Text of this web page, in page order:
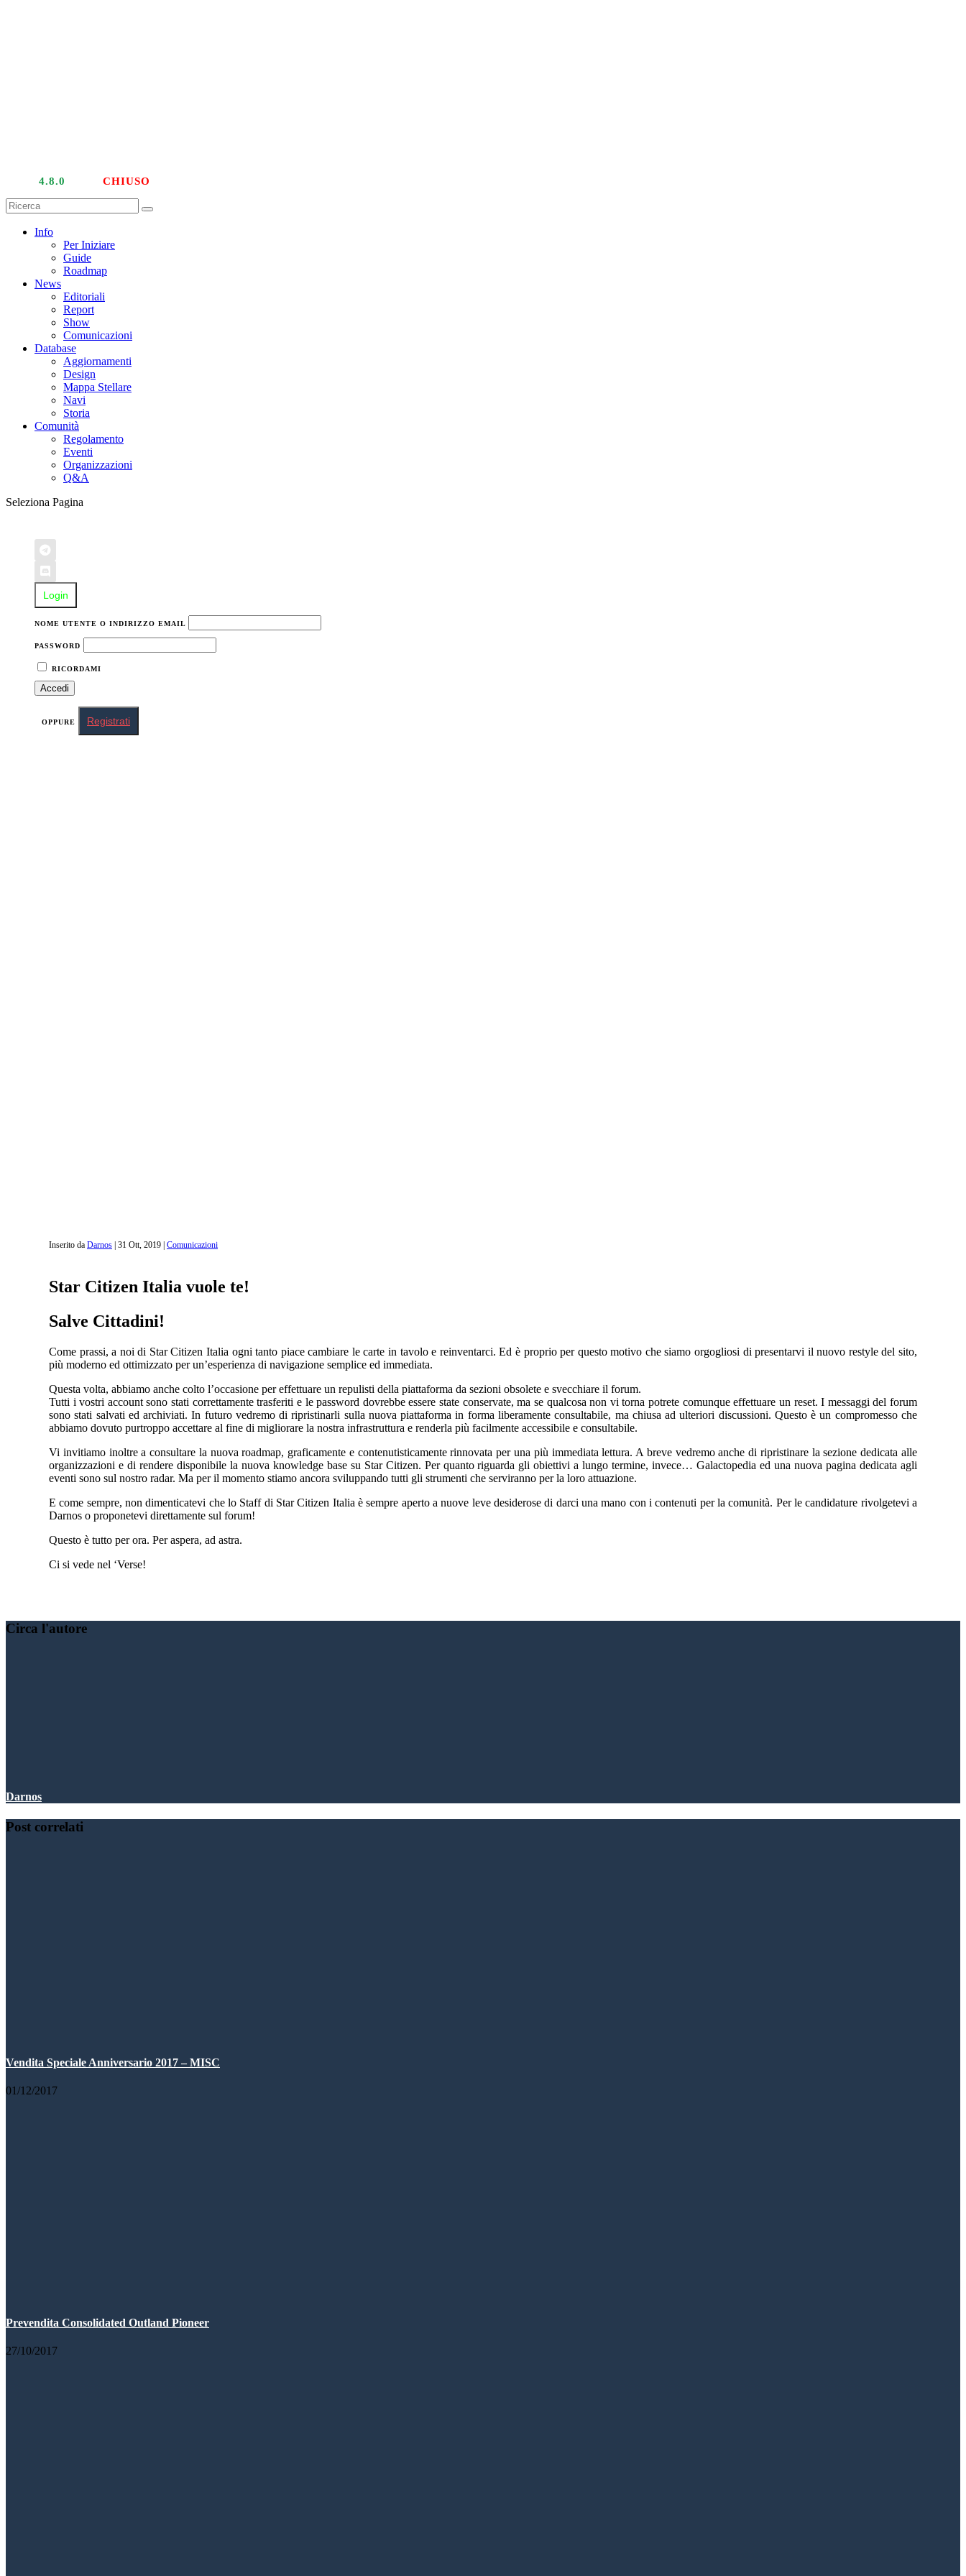
4.8.0 CHIUSO
Info
Per Iniziare
Guide
Roadmap
News
Editoriali
Report
Show
Comunicazioni
Database
Aggiornamenti
Design
Mappa Stellare
Navi
Storia
Comunità
Regolamento
Eventi
Organizzazioni
Q&A
Seleziona Pagina
Login
NOME UTENTE O INDIRIZZO EMAIL
PASSWORD
RICORDAMI
OPPURE Registrati
Inserito da Darnos 31 Ott, 2019 Comunicazioni
Star Citizen Italia vuole te!
Salve Cittadini!
Come prassi, a noi di Star Citizen Italia ogni tanto piace cambiare le carte in tavolo e reinventarci. Ed è proprio per questo motivo che siamo orgogliosi di presentarvi il nuovo restyle del sito,
più moderno ed ottimizzato per un’esperienza di navigazione semplice ed immediata.
Questa volta, abbiamo anche colto l’occasione per effettuare un repulisti della piattaforma da sezioni obsolete e svecchiare il forum.
Tutti i vostri account sono stati correttamente trasferiti e le password dovrebbe essere state conservate, ma se qualcosa non vi torna potrete comunque effettuare un reset. I messaggi del forum
sono stati salvati ed archiviati. In futuro vedremo di ripristinarli sulla nuova piattaforma in forma liberamente consultabile, ma chiusa ad ulteriori discussioni. Questo è un compromesso che
abbiamo dovuto purtroppo accettare al fine di migliorare la nostra infrastruttura e renderla più facilmente accessibile e consultabile.
Vi invitiamo inoltre a consultare la nuova roadmap, graficamente e contenutisticamente rinnovata per una più immediata lettura. A breve vedremo anche di ripristinare la sezione dedicata alle
organizzazioni e di rendere disponibile la nuova knowledge base su Star Citizen. Per quanto riguarda gli obiettivi a lungo termine, invece… Galactopedia ed una nuova pagina dedicata agli
eventi sono sul nostro radar. Ma per il momento stiamo ancora sviluppando tutti gli strumenti che serviranno per la loro attuazione.
E come sempre, non dimenticatevi che lo Staff di Star Citizen Italia è sempre aperto a nuove leve desiderose di darci una mano con i contenuti per la comunità. Per le candidature rivolgetevi a
Darnos o proponetevi direttamente sul forum!
Questo è tutto per ora. Per aspera, ad astra.
Ci si vede nel ‘Verse!
Circa l'autore
Darnos
Post correlati
Vendita Speciale Anniversario 2017 – MISC
01/12/2017
Prevendita Consolidated Outland Pioneer
27/10/2017